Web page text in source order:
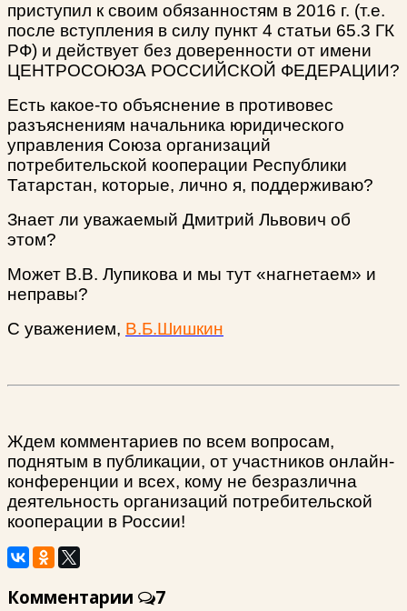
приступил к своим обязанностям в 2016 г. (т.е.
после вступления в силу пункт 4 статьи 65.3 ГК
РФ) и действует без доверенности от имени
ЦЕНТРОСОЮЗА РОССИЙСКОЙ ФЕДЕРАЦИИ?
Есть какое-то объяснение в противовес
разъяснениям начальника юридического
управления Союза организаций
потребительской кооперации Республики
Татарстан, которые, лично я, поддерживаю?
Знает ли уважаемый Дмитрий Львович об
этом?
Может В.В. Лупикова и мы тут «нагнетаем» и
неправы?
С уважением, В.Б.Шишкин
Ждем комментариев по всем вопросам,
поднятым в публикации, от участников онлайн-
конференции и всех, кому не безразлична
деятельность организаций потребительской
кооперации в России!
Комментарии 7